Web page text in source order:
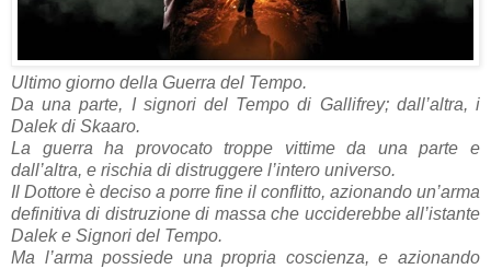
Ultimo giorno della Guerra del Tempo.
Da una parte, I signori del Tempo di Gallifrey; dall’altra, i
Dalek di Skaaro.
La guerra ha provocato troppe vittime da una parte e
dall’altra, e rischia di distruggere l’intero universo.
Il Dottore è deciso a porre fine il conflitto, azionando un’arma
definitiva di distruzione di massa che ucciderebbe all’istante
Dalek e Signori del Tempo.
Ma l’arma possiede una propria coscienza, e azionando